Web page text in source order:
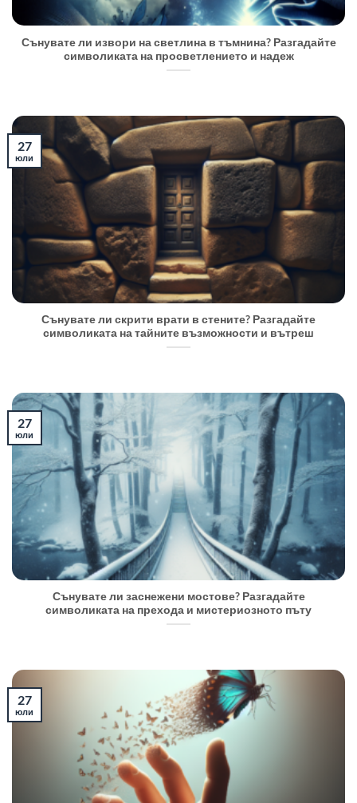
Сънувате ли извори на светлина в тъмнина? Разгадайте
символиката на просветлението и надеж
Сънувате ли скрити врати в стените? Разгадайте
символиката на тайните възможности и вътреш
27
юли
Сънувате ли заснежени мостове? Разгадайте
символиката на прехода и мистериозното пъту
27
юли
27
юли